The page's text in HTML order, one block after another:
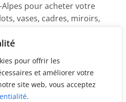
pour offrir les
et améliorer votre
site web, vous acceptez
.
pour acheter votre
vases, cadres, miroirs,